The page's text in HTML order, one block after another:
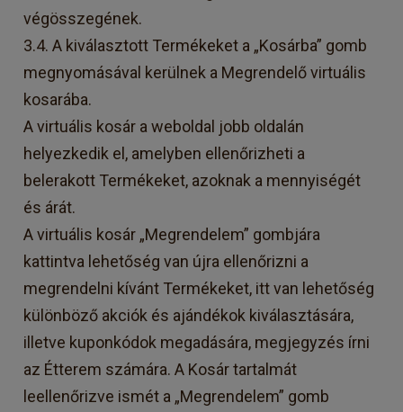
végösszegének.
3.4. A kiválasztott Termékeket a „Kosárba” gomb
megnyomásával kerülnek a Megrendelő virtuális
kosarába.
A virtuális kosár a weboldal jobb oldalán
helyezkedik el, amelyben ellenőrizheti a
belerakott Termékeket, azoknak a mennyiségét
és árát.
A virtuális kosár „Megrendelem” gombjára
kattintva lehetőség van újra ellenőrizni a
megrendelni kívánt Termékeket, itt van lehetőség
különböző akciók és ajándékok kiválasztására,
illetve kuponkódok megadására, megjegyzés írni
az Étterem számára. A Kosár tartalmát
leellenőrizve ismét a „Megrendelem” gomb